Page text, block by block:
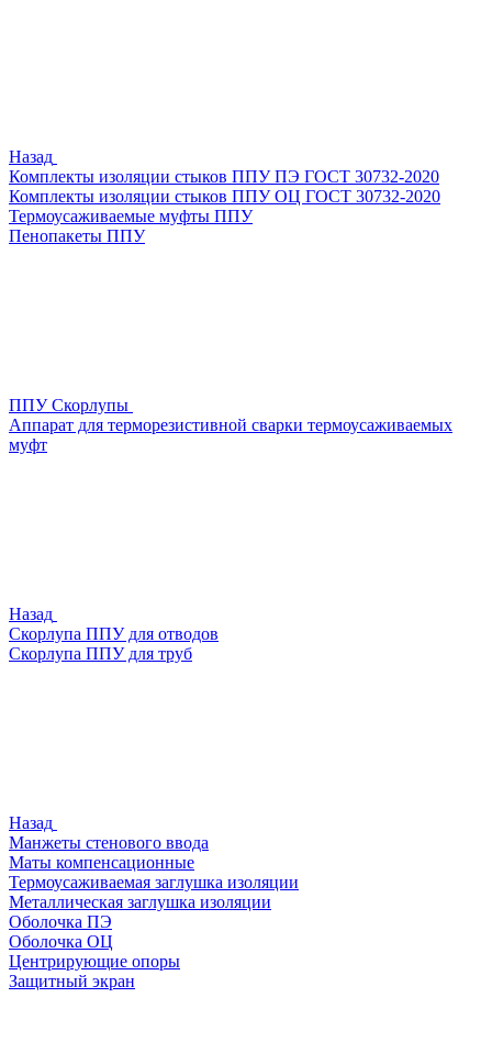
Назад
Комплекты изоляции стыков ППУ ПЭ ГОСТ 30732-2020
Комплекты изоляции стыков ППУ ОЦ ГОСТ 30732-2020
Термоусаживаемые муфты ППУ
Пенопакеты ППУ
ППУ Скорлупы
Аппарат для терморезистивной сварки термоусаживаемых
муфт
Назад
Скорлупа ППУ для отводов
Скорлупа ППУ для труб
Назад
Манжеты стенового ввода
Маты компенсационные
Термоусаживаемая заглушка изоляции
Металлическая заглушка изоляции
Оболочка ПЭ
Оболочка ОЦ
Центрирующие опоры
Защитный экран